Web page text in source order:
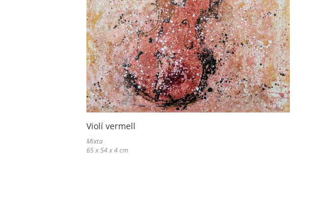
Violí vermell
Mixta
65 x 54 x 4 cm